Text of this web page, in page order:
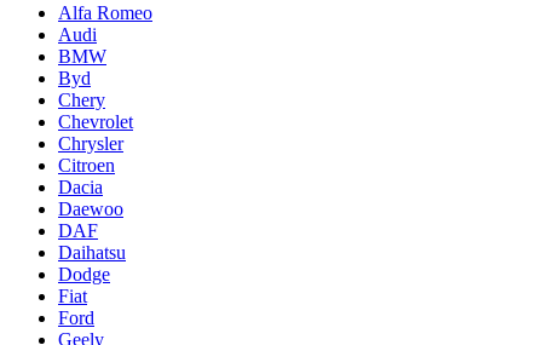
Alfa Romeo
Audi
BMW
Byd
Chery
Chevrolet
Chrysler
Citroen
Dacia
Daewoo
DAF
Daihatsu
Dodge
Fiat
Ford
Geely